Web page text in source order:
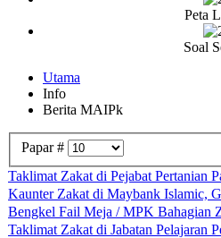
Peta
Soal
Utama
Info
Berita MAIPk
Papar #
Taklimat Zakat di Pejabat Pertanian
Kaunter Zakat di Maybank Islamic,
Bengkel Fail Meja / MPK Bahagian
Taklimat Zakat di Jabatan Pelajaran